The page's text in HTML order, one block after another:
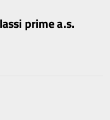
prime a.s.